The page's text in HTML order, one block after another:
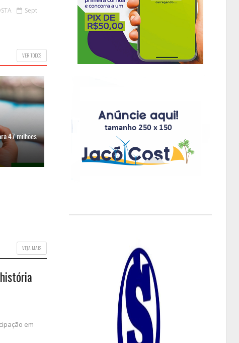
Sept
VER TODOS
47 milhões
VEJA MAIS
em